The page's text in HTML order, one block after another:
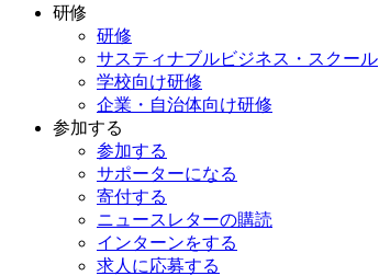
研修
研修
サスティナブルビジネス・スクール
学校向け研修
企業・自治体向け研修
参加する
参加する
サポーターになる
寄付する
ニュースレターの購読
インターンをする
求人に応募する